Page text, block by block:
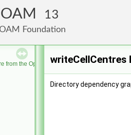
13
Foundation
from the OpenFOAM Foundation
writeCellCentres
Directory dependency